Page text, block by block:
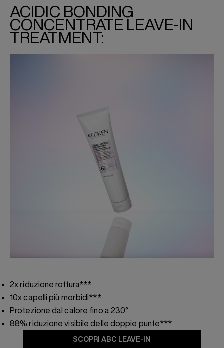
ACIDIC BONDING
CONCENTRATE LEAVE-IN
TREATMENT:
2x riduzione rottura***
10x capelli più morbidi***
Protezione dal calore fino a 230°
88% riduzione visibile delle doppie punte***
SCOPRI ABC LEAVE-IN